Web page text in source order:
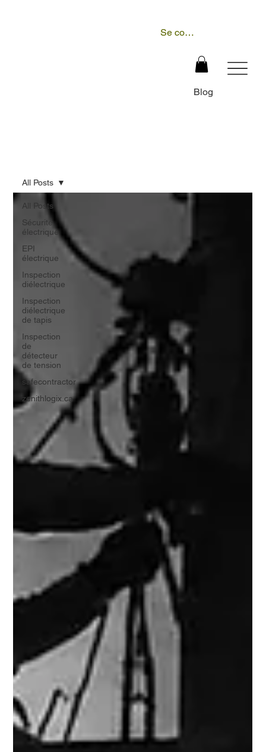
Se connecter
Blog
All Posts
Sécurité
électrique
EPI
électrique
Inspection
diélectrique
Inspection
diélectrique
de tapis
Inspection
de
détecteur
de tension
safecontractor
zenithlogix.ca
All Posts